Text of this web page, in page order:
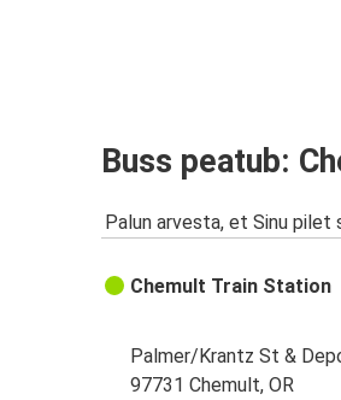
Buss peatub:
Palun arvesta, et Sinu pilet
Chemult Train Station
Palmer/Krantz St &
97731 Chemult, OR